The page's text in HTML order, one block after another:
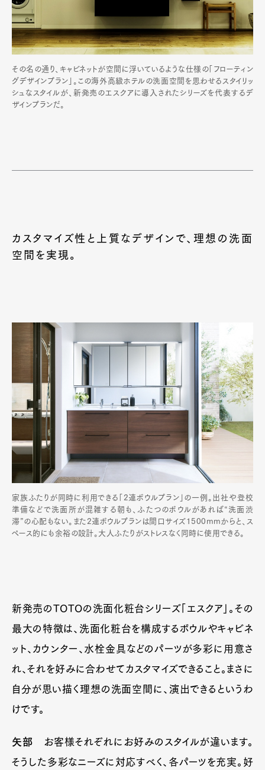
その名の通り、キャビネットが空間に浮いているような仕様の「フローティン
グデザインプラン」。この海外高級ホテルの洗面空間を思わせるスタイリッ
シュなスタイルが、新発売のエスクアに導入されたシリーズを代表するデ
ザインプランだ。
カスタマイズ性と上質なデザインで、理想の洗面
空間を実現。
家族ふたりが同時に利用できる「2連ボウルプラン」の一例。出社や登校
準備などで洗面所が混雑する朝も、ふたつのボウルがあれば“洗面渋
滞”の心配もない。また2連ボウルプランは間口サイズ1500mmからと、ス
ペース的にも余裕の設計。大人ふたりがストレスなく同時に使用できる。
新発売のTOTOの洗面化粧台シリーズ「エスクア」。その
最大の特徴は、洗面化粧台を構成するボウルやキャビネ
ット、カウンター、水栓金具などのパーツが多彩に用意さ
れ、それを好みに合わせてカスタマイズできること。まさに
自分が思い描く理想の洗面空間に、演出できるというわ
けです。
矢部 お客様それぞれにお好みのスタイルが違います。
そうした多彩なニーズに対応すべく、各パーツを充実。好